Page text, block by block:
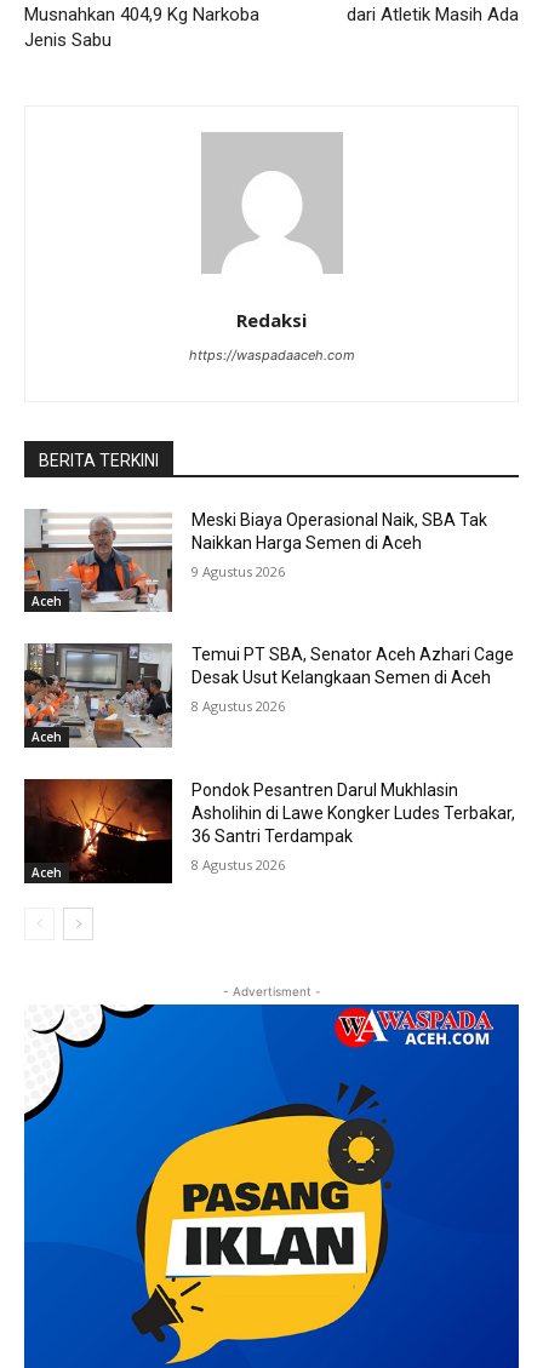
Musnahkan 404,9 Kg Narkoba
Jenis Sabu
dari Atletik Masih Ada
Redaksi
https://waspadaaceh.com
BERITA TERKINI
Aceh
Meski Biaya Operasional Naik, SBA Tak
Naikkan Harga Semen di Aceh
9 Agustus 2026
Aceh
Temui PT SBA, Senator Aceh Azhari Cage
Desak Usut Kelangkaan Semen di Aceh
8 Agustus 2026
Aceh
Pondok Pesantren Darul Mukhlasin
Asholihin di Lawe Kongker Ludes Terbakar,
36 Santri Terdampak
8 Agustus 2026
- Advertisment -